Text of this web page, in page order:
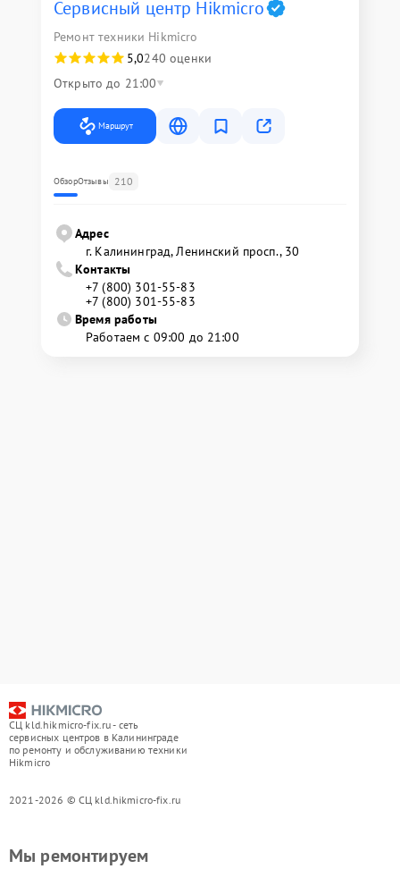
Сервисный центр Hikmicro
Ремонт техники Hikmicro
5,0240 оценки
Открыто до 21:00
Маршрут
ОбзорОтзывы 210
Адрес
г. Калининград, Ленинский просп., 30
Контакты
+7 (800) 301-55-83
+7 (800) 301-55-83
Время работы
Работаем с 09:00 до 21:00
СЦ kld.hikmicro-fix.ru - сеть
сервисных центров в Калининграде
по ремонту и обслуживанию техники
Hikmicro
2021-2026 © СЦ kld.hikmicro-fix.ru
Мы ремонтируем